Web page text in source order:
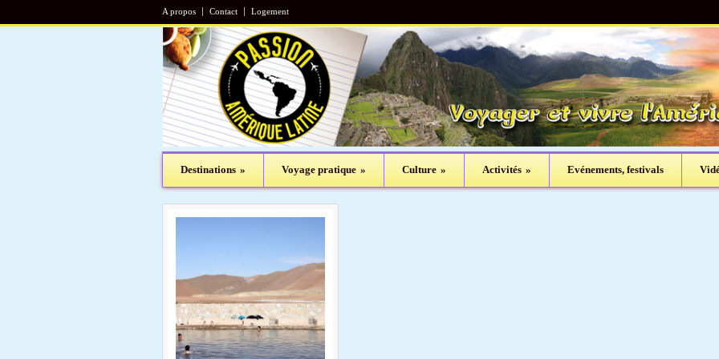
A propos Contact Logement
Destinations » Voyage pratique » Culture » Activités » Evénements, festivals